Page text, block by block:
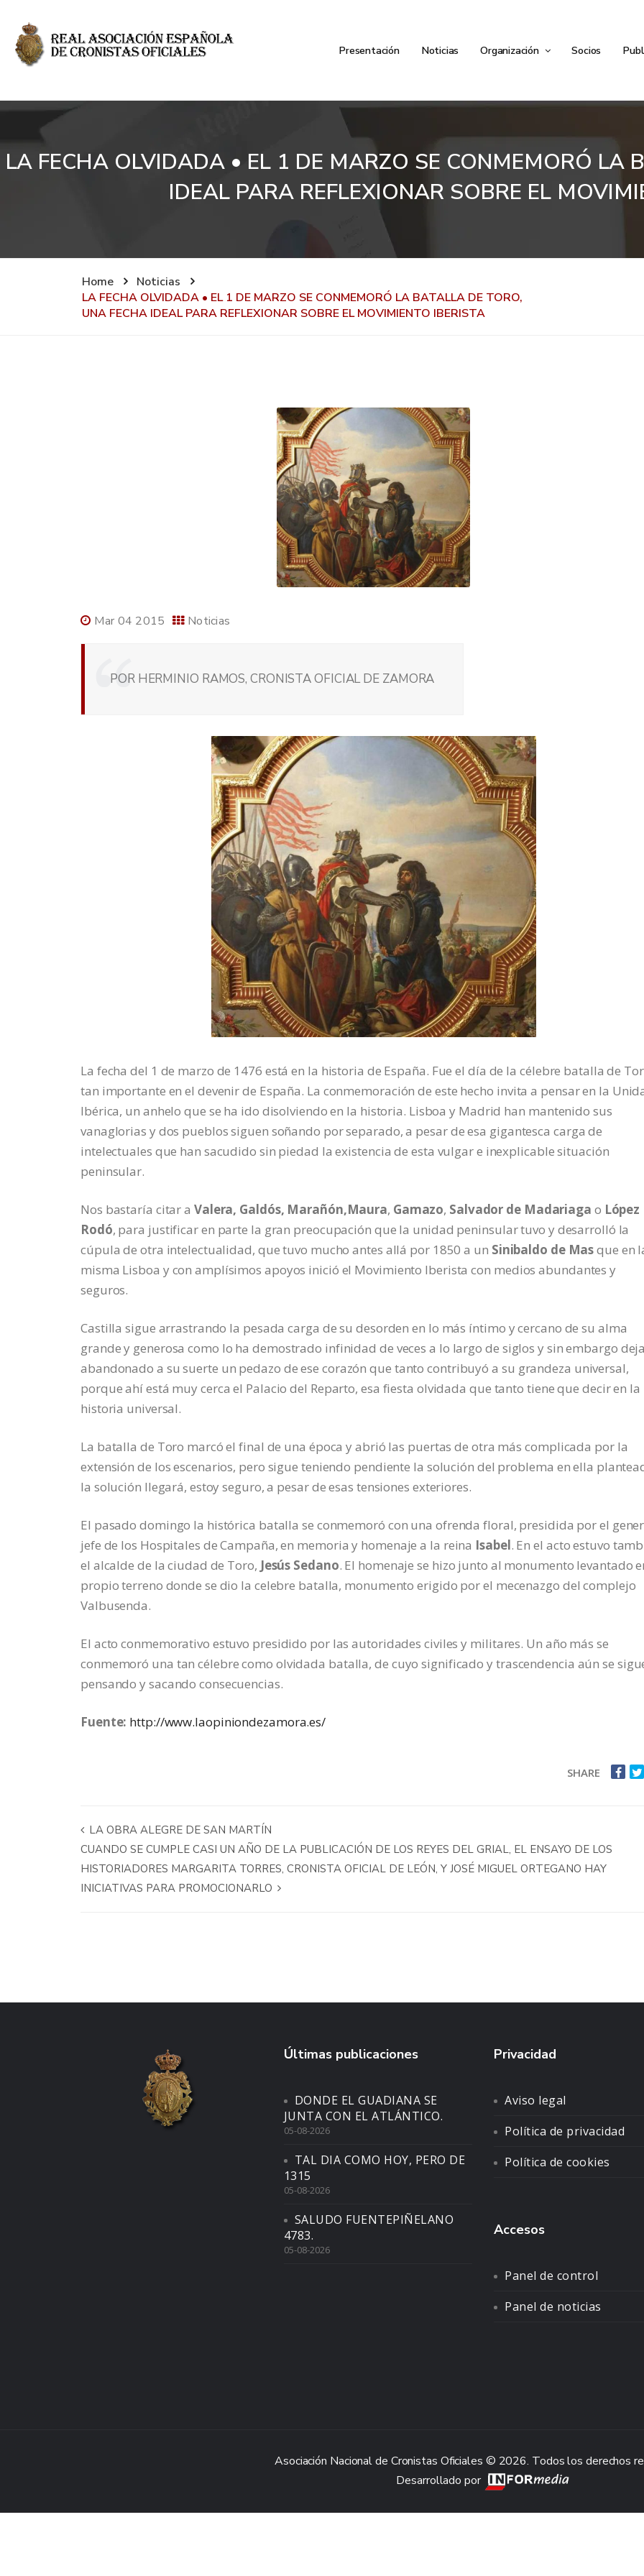
Presentación Noticias Organización Socios
LA FECHA OLVIDADA • EL 1 DE MARZO SE CONMEMORÓ LA
IDEAL PARA REFLEXIONAR SOBRE EL
Home
Noticias
LA FECHA OLVIDADA • EL 1 DE MARZO SE CONMEMORÓ LA BATALLA DE TORO,
UNA FECHA IDEAL PARA REFLEXIONAR SOBRE EL MOVIMIENTO IBERISTA
Mar 04 2015 Noticias
POR HERMINIO RAMOS, CRONISTA OFICIAL DE ZAMORA
La fecha del 1 de marzo de 1476 está en la historia de España. Fue el día de la célebre batalla de
tan importante en el devenir de España. La conmemoración de este hecho invita a pensar en la
Ibérica, un anhelo que se ha ido disolviendo en la historia. Lisboa y Madrid han mantenido sus
vanaglorias y dos pueblos siguen soñando por separado, a pesar de esa gigantesca carga de
intelectuales que han sacudido sin piedad la existencia de esta vulgar e inexplicable situación
peninsular.
Nos bastaría citar a Valera, Galdós, Marañón,Maura, Gamazo, Salvador de Madariaga o López
Rodó, para justificar en parte la gran preocupación que la unidad peninsular tuvo y desarrolló la
cúpula de otra intelectualidad, que tuvo mucho antes allá por 1850 a un Sinibaldo de Masque en
misma Lisboa y con amplísimos apoyos inició el Movimiento Iberista con medios abundantes y
seguros.
Castilla sigue arrastrando la pesada carga de su desorden en lo más íntimo y cercano de su alma
grande y generosa como lo ha demostrado infinidad de veces a lo largo de siglos y sin embargo
abandonado a su suerte un pedazo de ese corazón que tanto contribuyó a su grandeza universal,
porque ahí está muy cerca el Palacio del Reparto, esa fiesta olvidada que tanto tiene que decir en la
historia universal.
La batalla de Toro marcó el final de una época y abrió las puertas de otra más complicada por la
extensión de los escenarios, pero sigue teniendo pendiente la solución del problema en ella
la solución llegará, estoy seguro, a pesar de esas tensiones exteriores.
El pasado domingo la histórica batalla se conmemoró con una ofrenda floral, presidida por el
jefe de los Hospitales de Campaña, en memoria y homenaje a la reina Isabel. En el acto estuvo
el alcalde de la ciudad de Toro, Jesús Sedano. El homenaje se hizo junto al monumento levantado
propio terreno donde se dio la celebre batalla, monumento erigido por el mecenazgo del complejo
Valbusenda.
El acto conmemorativo estuvo presidido por las autoridades civiles y militares. Un año más se
conmemoró una tan célebre como olvidada batalla, de cuyo significado y trascendencia aún se
pensando y sacando consecuencias.
Fuente: http://www.laopiniondezamora.es/
SHARE
LA OBRA ALEGRE DE SAN MARTÍN
CUANDO SE CUMPLE CASI UN AÑO DE LA PUBLICACIÓN DE LOS REYES DEL GRIAL, EL ENSAYO DE LOS
HISTORIADORES MARGARITA TORRES, CRONISTA OFICIAL DE LEÓN, Y JOSÉ MIGUEL ORTEGANO HAY
INICIATIVAS PARA PROMOCIONARLO
Últimas publicaciones
DONDE EL GUADIANA SE
JUNTA CON EL ATLÁNTICO.
05-08-2026
TAL DIA COMO HOY, PERO DE
1315
05-08-2026
SALUDO FUENTEPIÑELANO
4783.
05-08-2026
Privacidad
Aviso legal
Política de privacidad
Política de cookies
Accesos
Panel de control
Panel de noticias
Asociación Nacional de Cronistas Oficiales © 2026. Todos los derechos
Desarrollado por